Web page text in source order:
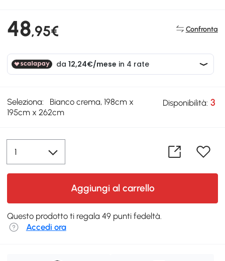
48,95€ Confronta
Seleziona:
Bianco crema, 198cm x
195cm x 262cm
Disponibilità: 3
Aggiungi al carrello
Questo prodotto ti regala 49 punti fedeltà.
Accedi ora